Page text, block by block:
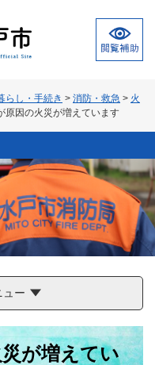
らし・手続き > 消防・救急 > 火
原因の火災が増えています
ュー
が増えてい